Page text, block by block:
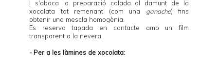
I s'aboca la preparació colada al damunt de la
xocolata tot remenant (com una ganache) fins
obtenir una mescla homogènia.
Es reserva tapada en contacte amb un film
transparent a la nevera.
- Per a les làmines de xocolata: